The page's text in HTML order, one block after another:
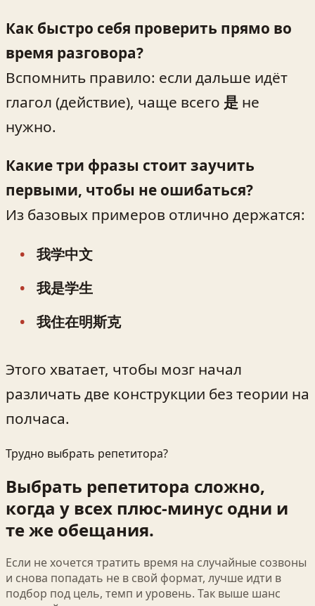
Как быстро себя проверить прямо во
время разговора?
Вспомнить правило: если дальше идёт
глагол (действие), чаще всего 是 не
нужно.
Какие три фразы стоит заучить
первыми, чтобы не ошибаться?
Из базовых примеров отлично держатся:
我学中文
我是学生
我住在明斯克
Этого хватает, чтобы мозг начал
различать две конструкции без теории на
полчаса.
Трудно выбрать репетитора?
Выбрать репетитора сложно,
когда у всех плюс-минус одни и
те же обещания.
Если не хочется тратить время на случайные созвоны
и снова попадать не в свой формат, лучше идти в
подбор под цель, темп и уровень. Так выше шанс